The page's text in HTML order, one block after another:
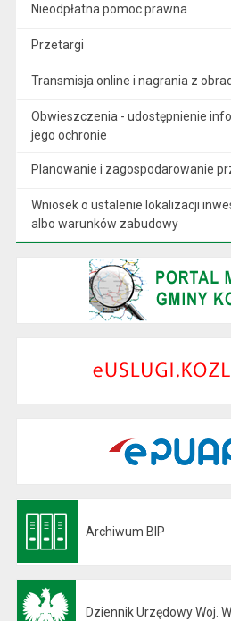
Nieodpłatna pomoc prawna
Przetargi
Transmisja online i nagrania z
Obwieszczenia - udostępnienie
jego ochronie
Planowanie i zagospodarowanie
Wniosek o ustalenie lokalizacji
albo warunków zabudowy
Archiwum BIP
Dziennik Urzędowy Woj.